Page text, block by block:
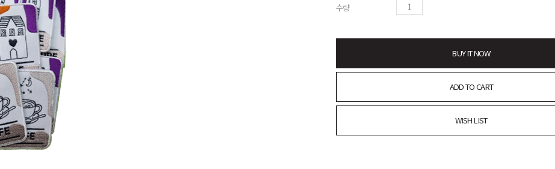
수량
BUY IT NOW
ADD TO CART
WISH LIST